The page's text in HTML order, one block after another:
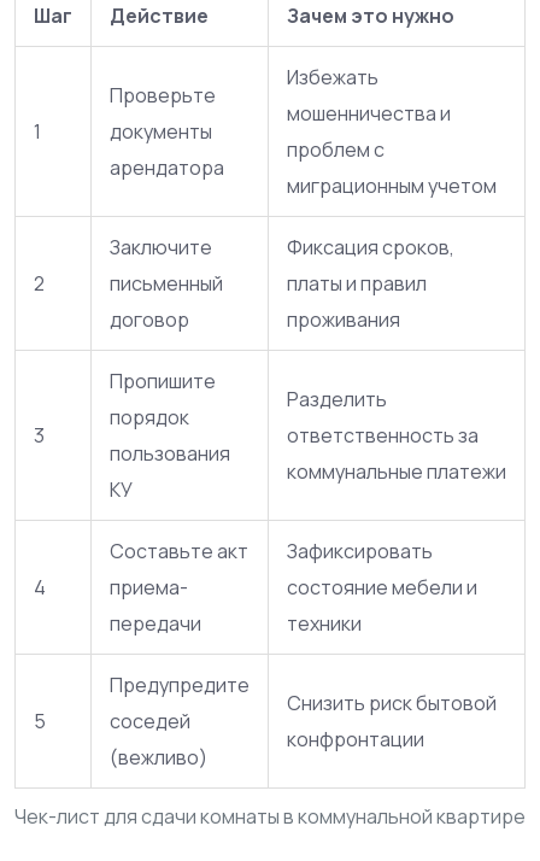
Чек-лист для сдачи комнаты в коммунальной квартире
Шаг Действие Зачем это нужно
1
Проверьте
документы
арендатора
Избежать
мошенничества и
проблем с
миграционным учетом
2
Заключите
письменный
договор
Фиксация сроков,
платы и правил
проживания
3
Пропишите
порядок
пользования
КУ
Разделить
ответственность за
коммунальные платежи
4
Составьте акт
приема-
передачи
Зафиксировать
состояние мебели и
техники
5
Предупредите
соседей
(вежливо)
Снизить риск бытовой
конфронтации